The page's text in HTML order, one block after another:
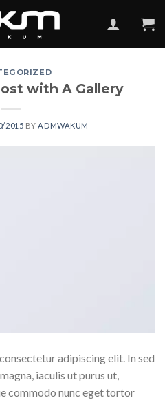
with A Gallery
2015 BY ADMWAKUM
adipiscing elit. In sed
iaculis ut purus ut,
commodo nunc eget tortor